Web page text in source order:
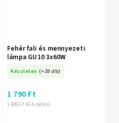
Fehér fali és mennyezeti
lámpa GU10 3x60W
Készleten (>20 db)
1 409 Ft ÁFA nélkül
1 790 Ft